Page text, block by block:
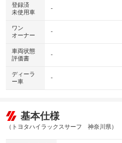
登録済
未使用車
-
ワン
オーナー
-
車両状態
評価書
-
ディーラ
ー車
-
基本仕様
（トヨタハイラックスサーフ 神奈川県）